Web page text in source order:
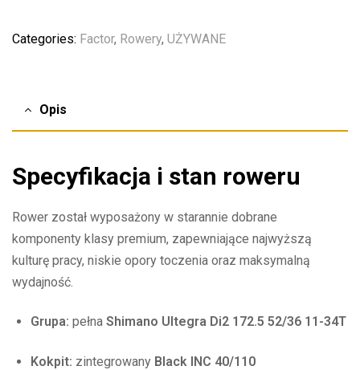
Categories: Factor, Rowery, UŻYWANE
Opis
Specyfikacja i stan roweru
Rower został wyposażony w starannie dobrane
komponenty klasy premium, zapewniające najwyższą
kulturę pracy, niskie opory toczenia oraz maksymalną
wydajność.
Grupa: pełna Shimano Ultegra Di2 172.5 52/36 11-34T
Kokpit: zintegrowany Black INC 40/110